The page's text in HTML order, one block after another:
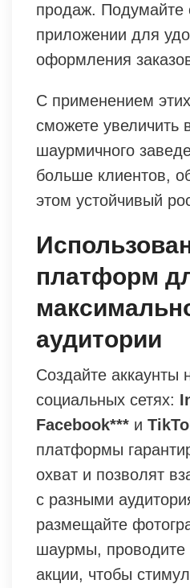
продаж. Подумайте
приложении для
оформления
С применением
сможете увеличить
шаурмичного
больше клиентов,
этом устойчивый
платформ
аудитории
Создайте аккаунты
социальных сетях:
Facebook*** и
платформы
охват и позволят
с разными
размещайте
шаурмы, проводите
акции, чтобы